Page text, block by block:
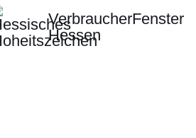
VerbraucherFenster
Hessen